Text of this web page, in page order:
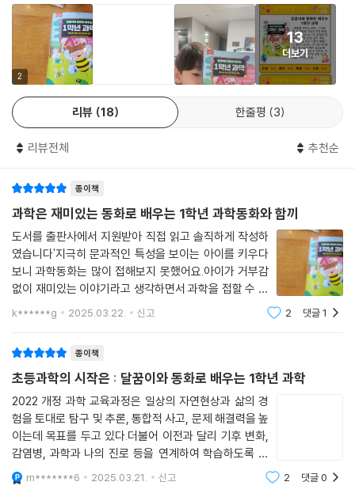
동물 올림픽을 관람하게 된 달꿈이는 뭔가 이상한 걸 발견해요. 코끼리도
들지 못한 나무 역기를 수달이 물속에서 번쩍 들었거든요. 모두 놀란 그때
수달이 돌 역기는 들지 못하는 걸 보지요. 이때 달꿈이가 나서서, 지금까지
배운 모든 과학 지식을 총동원하여 역기 우승자를 가려냅니다. 과연 누가
우승을 차지했을까요?
을 다루어 다양한 과학 정보를 접할 수 있게 했습니다. 각 정보는 단순 정보
전달 수준에 머물지 않고, 기본 과학 원리와 개념을 쉽게 이해할 수 있도록
높은 퀄리티의 사진과 일러스트를 통해 한눈에 볼 수 있도록 꾸몄습니다.
■ 간단한 실험으로 과학 원리를 이해해요!
「더 알아볼까?」 코너에서는 과학 원리를 이해하는 실험을 중심으로 구성
했습니다. 숨은그림찾기로 관찰 훈련을 하고, 종이비행기를 여러 방법으로
현상이 실제로 어떻게 이루어지는지도 확인할 수 있습니다. 간단한 놀이나
■ 작가의 말
과학은 과학자에게만 필요한 것이 아니라 이 세상을 살아가는 모든 사람에
게 필요해요. 그런데 안타깝게도 새롭게 바뀐 과학 교과에서는 과학적 사
고에 관한 내용이 줄어들었어요. 그래서 초등학교 과학 교육에 관심이 많
었어요.
우리는 주인공 달꿈이를 통해 동화 나라 속 여러 등장인물을 만나고, 그 과
정에서 서로 협력하며 과학적 사고를 이용해 문제를 해결해 나가도록 이야
기를 풀어냈어요. 이 책을 여러 번 읽다 보면, 과학은 어려운 것이 아니라
참으로 재밌고 멋지다는 것을 알게 될 거예요. 지금부터 달꿈이와 함께 신
나는 모험을 떠나 볼까요?
_ 최광식, 서재희, 김명현
랍니다.
- 양혜연 (목감초등학교)
우리가 세상을 바라보고 이해하는데 눈을 뜨게 도와주는 ‘과학’과 우리가
세상을 살아가는 지혜를 배울 수 있게 도와주는 ‘동화’가 만났습니다. 흥미
진진한 이야기를 따라가다 보면 과학은 어렵고 재미없는 것이 아니라 우리
주변의 문제를 해결하기 위한 멋진 도구라는 것을 알게 될 것입니다. 주인
공 달꿈이와 함께 위기에 빠진 동화 나라를 구하기 위한 모험을 하며 과학
- 이민성 (수원 산남초등학교)
이 책은 아이들이 동화 속 등장인물과 함께 여러 문제를 해결하며 관찰, 분
류, 예상, 추리, 측정, 의사소통 등의 기초 탐구 능력을 자연스럽게 익힐 수
있도록 했습니다. 창의력과 문제 해결 능력이 중요한 요즘 시대에, 딱 맞는
책이라는 생각이 듭니다. 이 책을 통해 아이들이 스스로 탐구하고 문제에
도전하며 새로운 세상을 발견하길 바랍니다.
2
13
더보기
리뷰 18 한줄평 3
리뷰전체 추천순
종이책
과학은 재미있는 동화로 배우는 1학년 과학동화와 함끼
도서를 출판사에서 지원받아 직접 읽고 솔직하게 작성하
였습니다'지극히 문과적인 특성을 보이는 아이를 키우다
보니 과학동화는 많이 접해보지 못했어요.아이가 거부감
없이 재미있는 이야기라고 생각하면서 과학을 접할 수 있
는 책은 없을까 고민하던 차에 만나게 된 뭉치출판사의 ＜
달꿈이와 동화로 배우는 1학년 과학＞책은 저희 아이에게
k******g 2025.03.22. 신고 2 댓글1
종이책
초등과학의 시작은 : 달꿈이와 동화로 배우는 1학년 과학
2022 개정 과학 교육과정은 일상의 자연현상과 삶의 경
험을 토대로 탐구 및 추론, 통합적 사고, 문제 해결력을 높
이는데 목표를 두고 있다.더불어 이전과 달리 기후 변화,
감염병, 과학과 나의 진로 등을 연계하여 학습하도록 하
였는데 안타깝게도 과학적 사고에 관한 내용은 줄어들었
다.새로운 2022 교육과정에 맞춘 내용을 다루면서도 아
m*******6 2025.03.21. 신고 2 댓글0